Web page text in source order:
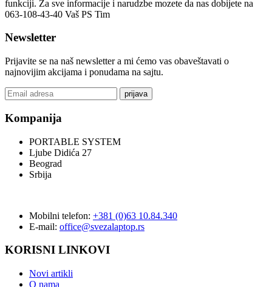
funkciji. Za sve informacije i narudzbe mozete da nas dobijete na
063-108-43-40 Vaš PS Tim
Newsletter
Prijavite se na naš newsletter a mi ćemo vas obaveštavati o
najnovijim akcijama i ponudama na sajtu.
prijava
Kompanija
PORTABLE SYSTEM
Ljube Didića 27
Beograd
Srbija
Mobilni telefon: +381 (0)63 10.84.340
E-mail: office@svezalaptop.rs
KORISNI LINKOVI
Novi artikli
O nama